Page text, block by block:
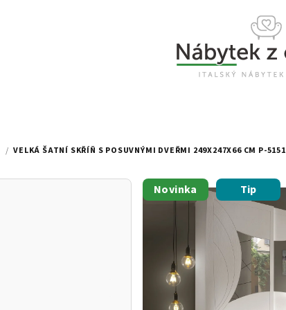
/ VELKÁ ŠATNÍ SKŘÍŇ S POSUVNÝMI DVEŘMI 249X247X66 CM P-5151
Novinka Tip